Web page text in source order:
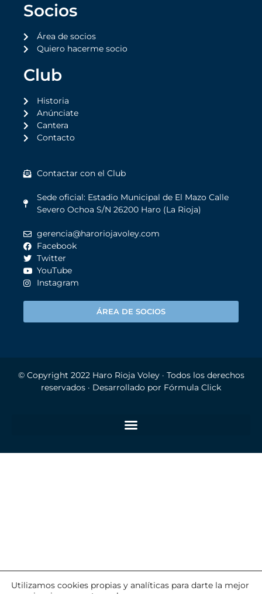
Socios
Área de socios
Quiero hacerme socio
Club
Historia
Anúnciate
Cantera
Contacto
Contactar con el Club
Sede oficial: Estadio Municipal de El Mazo Calle
Severo Ochoa S/N 26200 Haro (La Rioja)
gerencia@haroriojavoley.com
Facebook
Twitter
YouTube
Instagram
ÁREA DE SOCIOS
© Copyright 2022 Haro Rioja Voley· Todos los derechos
reservados · Desarrollado por Fórmula Click
Utilizamos cookies propias y analíticas para darte la mejor